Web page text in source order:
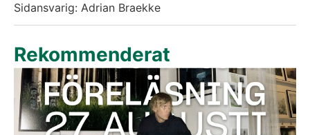
Sidansvarig: Adrian Braekke
Rekommenderat